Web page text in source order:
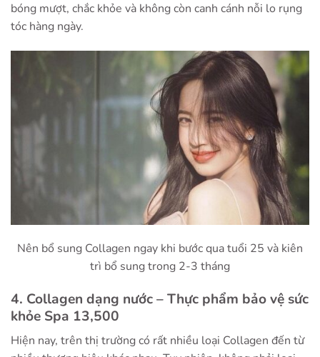
bóng mượt, chắc khỏe và không còn canh cánh nỗi lo rụng
tóc hàng ngày.
Nên bổ sung Collagen ngay khi bước qua tuổi 25 và kiên
trì bổ sung trong 2-3 tháng
4. Collagen dạng nước – Thực phẩm bảo vệ sức
khỏe Spa 13,500
Hiện nay, trên thị trường có rất nhiều loại Collagen đến từ